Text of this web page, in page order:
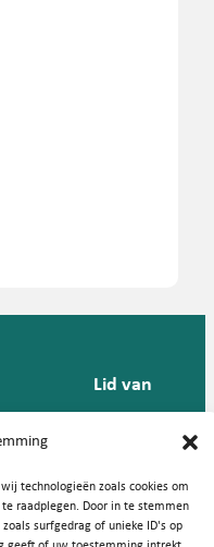
technologieën zoals cookies om
raadplegen. Door in te stemmen
surfgedrag of unieke ID's op
T: 088 -
57
Lid van